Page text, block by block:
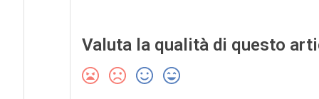
Valuta la qualità di questo